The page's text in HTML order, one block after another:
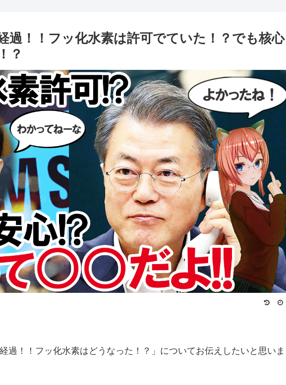
過！！フッ化水素は許可でていた！？でも核心
？
過！！フッ化水素はどうなった！？」についてお伝えしたいと思いま